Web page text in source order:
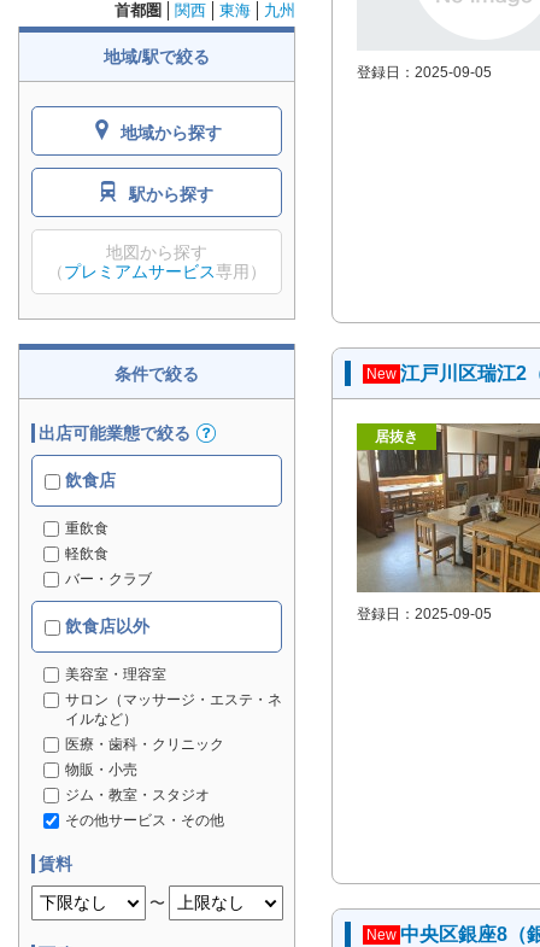
首都圏 関西 東海 九州
地域/駅で絞る
地域から探す
駅から探す
地図から探す
（プレミアムサービス専用）
条件で絞る
出店可能業態で絞る
飲食店
重飲食
軽飲食
バー・クラブ
飲食店以外
美容室・理容室
サロン（マッサージ・エステ・ネ
イルなど）
医療・歯科・クリニック
物販・小売
ジム・教室・スタジオ
その他サービス・その他
賃料
〜
登録日：2025-09-05
New 江戸川区瑞江2
居抜き
登録日：2025-09-05
New 中央区銀座8（